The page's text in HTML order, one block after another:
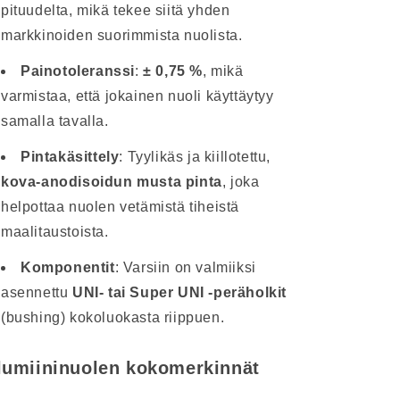
pituudelta, mikä tekee siitä yhden
markkinoiden suorimmista nuolista.
Painotoleranssi:± 0,75 %, mikä
varmistaa, että jokainen nuoli käyttäytyy
samalla tavalla.
Pintakäsittely: Tyylikäs ja kiillotettu,
kova-anodisoidun musta pinta, joka
helpottaa nuolen vetämistä tiheistä
maalitaustoista.
Komponentit: Varsiin on valmiiksi
asennettu UNI- tai Super UNI -peräholkit
(bushing) kokoluokasta riippuen.
kokomerkinnät